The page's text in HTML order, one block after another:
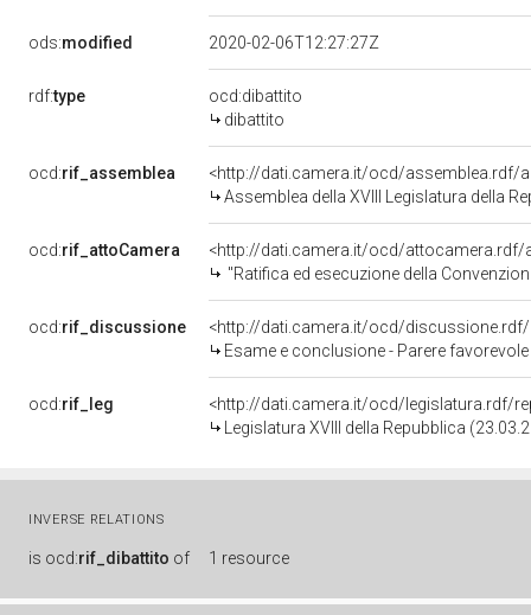
ods:modified 2020-02-06T12:27:27Z
rdf:type
ocd:dibattito
dibattito
ocd:rif_assemblea
<http://dati.camera.it/ocd/assemblea.rdf/
Assemblea della XVIII Legislatura della
ocd:rif_attoCamera
<http://dati.camera.it/ocd/attocamera.rdf/
"Ratifica ed esecuzione della Convenzione tra la Repubblica italiana e la Repubblica
ocd:rif_discussione
<http://dati.camera.it/ocd/discussione.rdf/
Esame e conclusione - Parere favorevole - Ratifica ed esecuzione della Convenzione tra la Repubblica italiana e la
ocd:rif_leg
<http://dati.camera.it/ocd/legislatura.rdf/
Legislatura XVIII della Repubblica
INVERSE RELATIONS
is ocd:rif_dibattito of 1 resource